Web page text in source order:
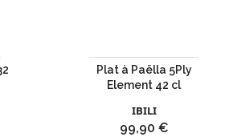
Plat à Paëlla 5Ply
Element 42 cl
IBILI
Prix
99,90 €